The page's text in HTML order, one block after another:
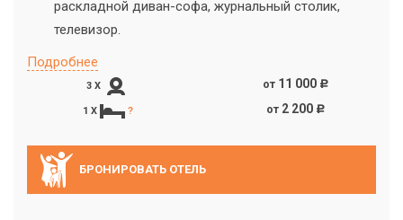
раскладной диван-софа, журнальный столик,
телевизор.
Подробнее
3 X от11 000 c
1 X ? от2 200 c
БРОНИРОВАТЬ ОТЕЛЬ